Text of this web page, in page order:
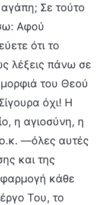
αγάπη; Σε τούτο
Αφού
ότι το
λέξεις πάνω σε
του Θεού
όχι! Η
η αγιοσύνη, η
—όλες αυτές
και της
κάθε
Του, το